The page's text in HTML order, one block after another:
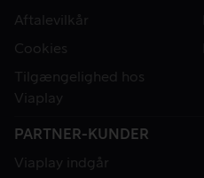
Aftalevilkår
Cookies
Tilgængelighed hos
Viaplay
PARTNER-KUNDER
Viaplay indgår